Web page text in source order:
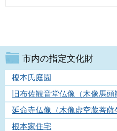
市内の指定文化財
榎本氏庭園
旧布佐観音堂仏像（木像馬頭
延命寺仏像（木像虚空蔵菩薩
根本家住宅